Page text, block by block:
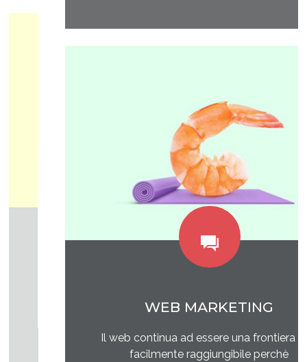
WEB MARKETING
Il web continua ad essere una frontiera non
facilmente raggiungibile perchè